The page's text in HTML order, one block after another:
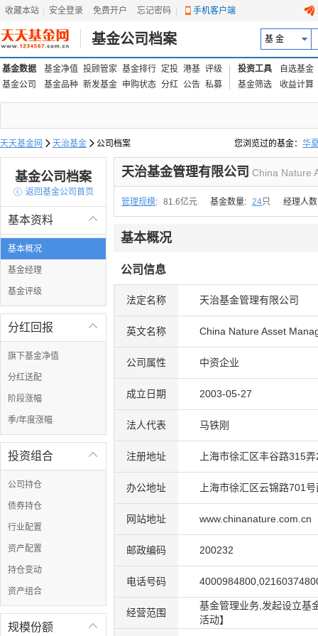
收藏本站 安全登录 免费开户 忘记密码 手机客户端
基金公司档案 基 金
基金数据 基金净值 投顾管家 基金排行 定投 港基 评级
基金公司
基金品种 新发基金 申购状态 分红 公告 私募
投资工具
自选基金
基金筛选
收益计算
天天基金网  天治基金  公司档案 您浏览过的基金： 华
易方达上证中盘ETF联
基金公司档案
 返回基金公司首页

基本资料
基本概况
基金经理
基金评级

分红回报
旗下基金净值
分红送配
阶段涨幅
季/年度涨幅

投资组合
公司持仓
债券持仓
行业配置
资产配置
持仓变动
资产组合

规模份额
天治基金管理有限公司 China Nature
管理规模: 81.6亿元 基金数量: 24只 经理人
基本概况
公司信息
法定名称 天治基金管理有限公司
英文名称 China Nature Asset
公司属性 中资企业
成立日期 2003-05-27
法人代表 马铁刚
注册地址 上海市徐汇区丰谷路315
办公地址 上海市徐汇区云锦路701
网站地址 www.chinanature.com.cn
邮政编码 200232
电话号码
经营范围
基金管理业务,发起设立基
活动】